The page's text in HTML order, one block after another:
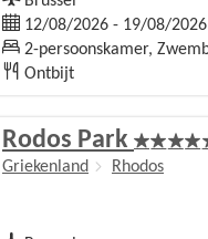
12/08/2026 - 19/08/
2-persoonskamer,
Ontbijt
Rodos Park
Griekenland Rhodos